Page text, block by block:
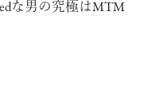
に溺愛、未知の幅広い
経験、知見を余裕をも
ャルに寄り添いたい。
放たれつつある世代の
な男の究極はMTM